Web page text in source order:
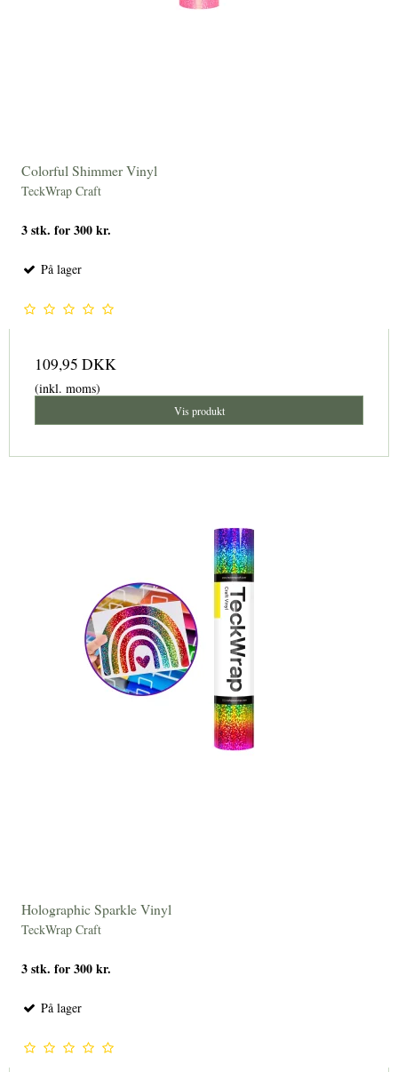
Colorful Shimmer Vinyl
TeckWrap Craft
3 stk. for 300 kr.
På lager
109,95 DKK
(inkl. moms)
Vis produkt
Holographic Sparkle Vinyl
TeckWrap Craft
3 stk. for 300 kr.
På lager